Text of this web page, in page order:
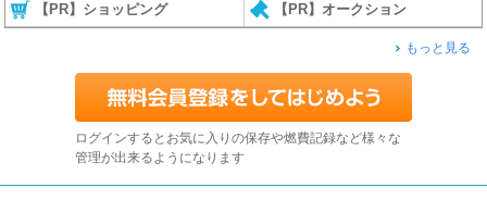
【PR】ショッピング 【PR】オークション
もっと見る
ログインするとお気に入りの保存や燃費記録など様々な
管理が出来るようになります